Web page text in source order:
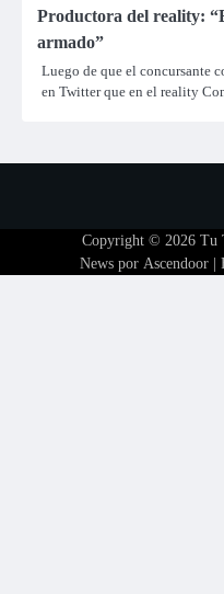
Productora del reality:
armado”
Luego de que el concursante
en Twitter que en el reality
Copyright © 2026 Tu
News por Ascendoor |